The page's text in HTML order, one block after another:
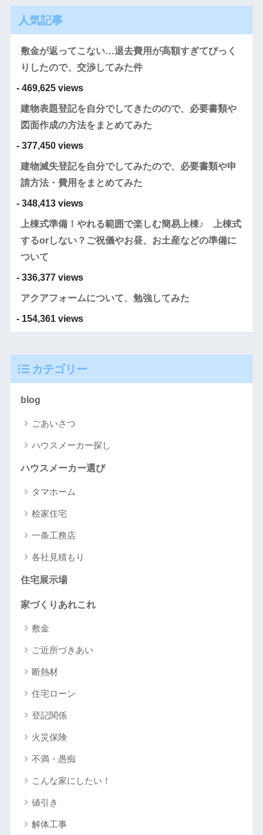
人気記事
敷金が返ってこない…退去費用が高額すぎてびっく
りしたので、交渉してみた件
- 469,625 views
建物表題登記を自分でしてきたのので、必要書類や
図面作成の方法をまとめてみた
- 377,450 views
建物滅失登記を自分でしてみたので、必要書類や申
請方法・費用をまとめてみた
- 348,413 views
上棟式準備！やれる範囲で楽しむ簡易上棟♪ 上棟式
するorしない？ご祝儀やお昼、お土産などの準備に
ついて
- 336,377 views
アクアフォームについて、勉強してみた
- 154,361 views
カテゴリー
blog
ごあいさつ
ハウスメーカー探し
ハウスメーカー選び
タマホーム
桧家住宅
一条工務店
各社見積もり
住宅展示場
家づくりあれこれ
敷金
ご近所づきあい
断熱材
住宅ローン
登記関係
火災保険
不満・愚痴
こんな家にしたい！
値引き
解体工事